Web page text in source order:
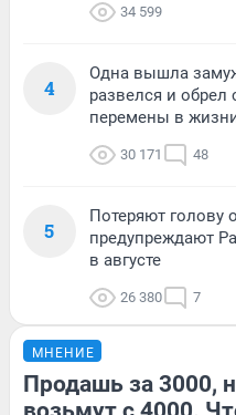
34 599
4
Одна вышла
развелся и
перемены в
30 171 48
5
Потеряют голову
предупреждают
в августе
26 380 7
МНЕНИЕ
Продашь за 3000,